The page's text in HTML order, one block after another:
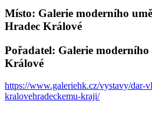
Místo: Galerie moderního
Hradec Králové
Pořadatel: Galerie
Králové
https://www.galeriehk.cz/vystavy/dar-
kralovehradeckemu-kraji/